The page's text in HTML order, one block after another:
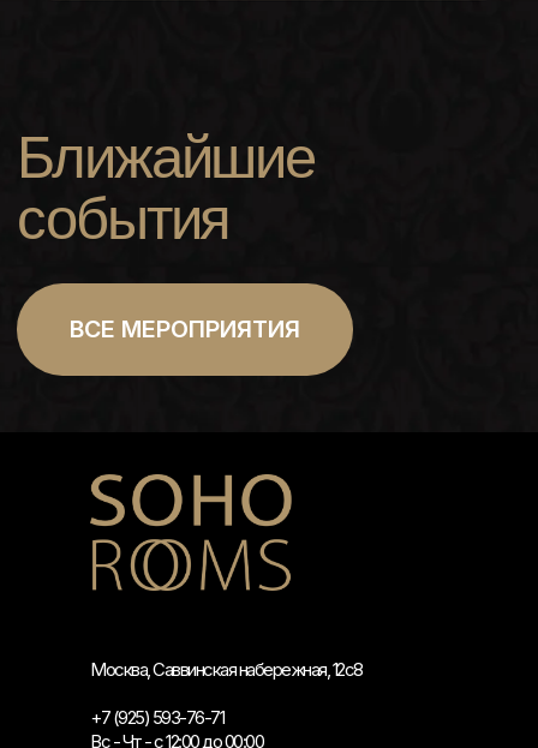
Москва, Саввинская набережная, 12с8
+7 (925) 593-76-71
Вс - Чт - с 12:00 до 00:00